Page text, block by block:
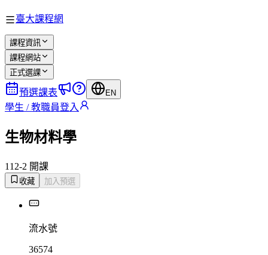
臺大課程網
課程資訊
課程網站
正式選課
預選課表 EN
學生 / 教職員登入
生物材料學
112-2 開課
收藏 加入預選
流水號
36574